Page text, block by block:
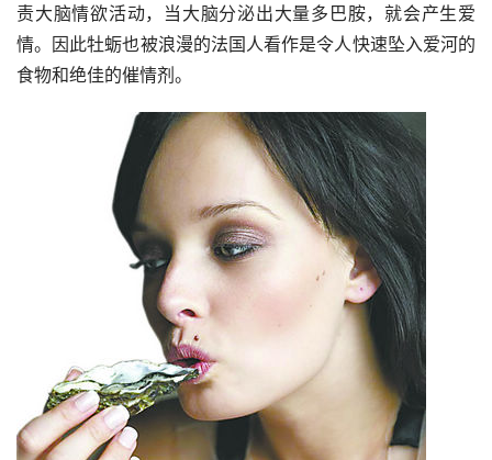
责大脑情欲活动，当大脑分泌出大量多巴胺，就会产生爱
情。因此牡蛎也被浪漫的法国人看作是令人快速坠入爱河的
食物和绝佳的催情剂。